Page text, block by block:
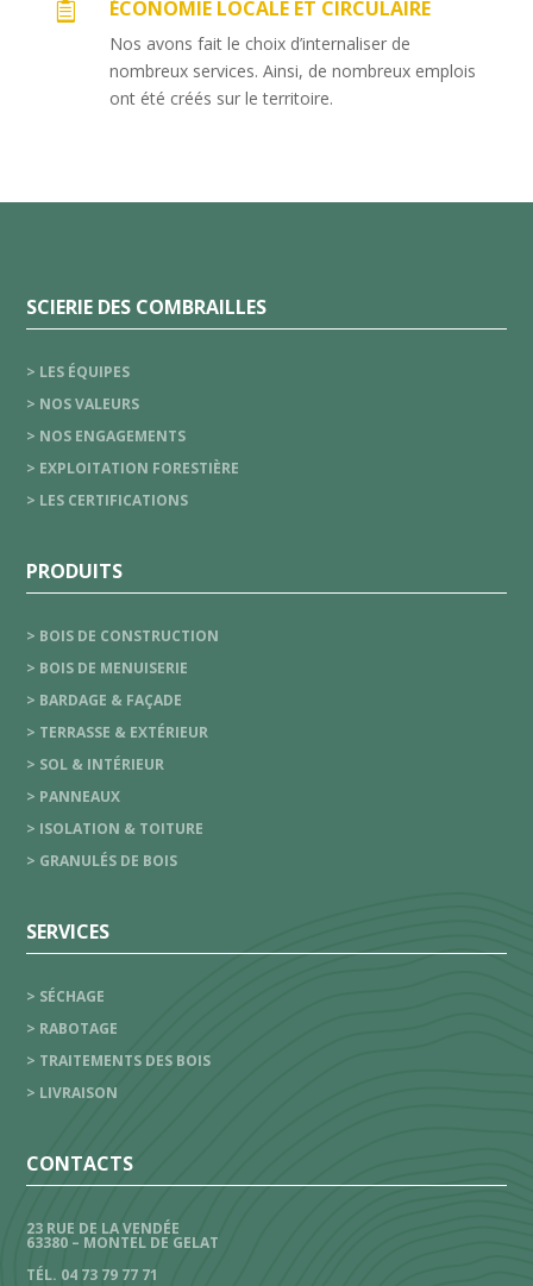
 ÉCONOMIE LOCALE ET CIRCULAIRE
Nos avons fait le choix d’internaliser de
nombreux services. Ainsi, de nombreux emplois
ont été créés sur le territoire.
SCIERIE DES COMBRAILLES
> LES ÉQUIPES
> NOS VALEURS
> NOS ENGAGEMENTS
> EXPLOITATION FORESTIÈRE
> LES CERTIFICATIONS
PRODUITS
> BOIS DE CONSTRUCTION
> BOIS DE MENUISERIE
> BARDAGE & FAÇADE
> TERRASSE & EXTÉRIEUR
> SOL & INTÉRIEUR
> PANNEAUX
> ISOLATION & TOITURE
> GRANULÉS DE BOIS
SERVICES
> SÉCHAGE
> RABOTAGE
> TRAITEMENTS DES BOIS
> LIVRAISON
CONTACTS
23 RUE DE LA VENDÉE
63380 – MONTEL DE GELAT
TÉL. 04 73 79 77 71